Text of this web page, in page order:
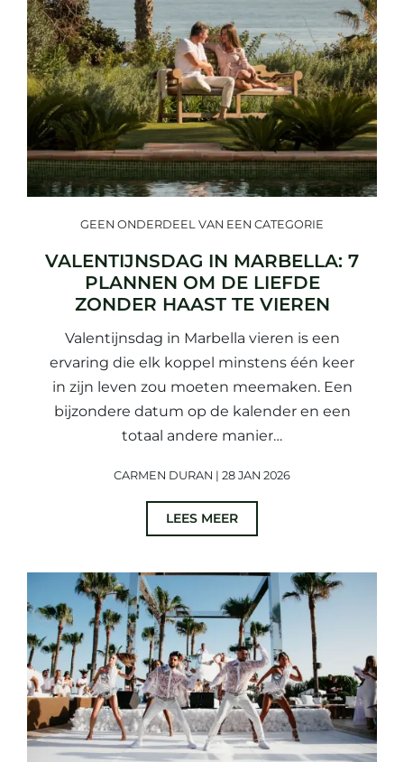
GEEN ONDERDEEL VAN EEN CATEGORIE
VALENTIJNSDAG IN MARBELLA: 7
PLANNEN OM DE LIEFDE
ZONDER HAAST TE VIEREN
Valentijnsdag in Marbella vieren is een
ervaring die elk koppel minstens één keer
in zijn leven zou moeten meemaken. Een
bijzondere datum op de kalender en een
totaal andere manier…
CARMEN DURAN | 28 JAN 2026
LEES MEER